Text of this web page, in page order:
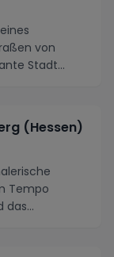
von
Stadt
(Hessen)
Tempo
das